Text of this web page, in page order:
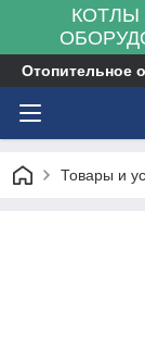
КОТЛЫ
Отопительное
Товары и